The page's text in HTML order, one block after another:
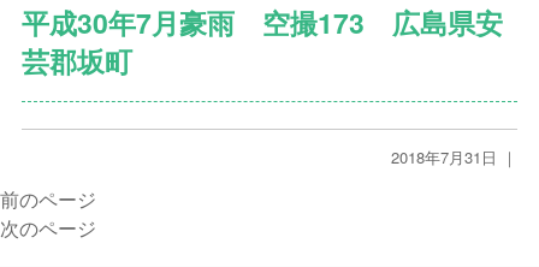
平成30年7月豪雨 空撮173 広島県安
芸郡坂町
2018年7月31日 ｜
前のページ
次のページ